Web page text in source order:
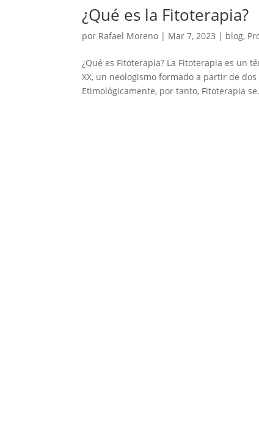
¿Qué es la Fitoterapia?
por Rafael Moreno | Mar 7, 2023 | blog,
¿Qué es Fitoterapia? La Fitoterapia es un
XX, un neologismo formado a partir de
Etimológicamente, por tanto, Fitoterapia